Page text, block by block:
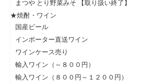
まつや とり野菜みそ 【取り扱い終了】
★焼酎・ワイン
国産ビール
インポーター直送ワイン
ワインケース売り
輸入ワイン（～８００円）
輸入ワイン（８００円～１２００円）